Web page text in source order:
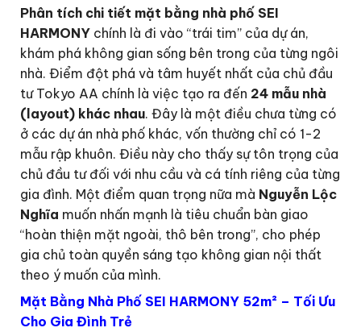
Phân tích chi tiết mặt bằng nhà phố SEI
HARMONY chính là đi vào “trái tim” của dự án,
khám phá không gian sống bên trong của từng ngôi
nhà. Điểm đột phá và tâm huyết nhất của chủ đầu
tư Tokyo AA chính là việc tạo ra đến 24 mẫu nhà
(layout) khác nhau. Đây là một điều chưa từng có
ở các dự án nhà phố khác, vốn thường chỉ có 1-2
mẫu rập khuôn. Điều này cho thấy sự tôn trọng của
chủ đầu tư đối với nhu cầu và cá tính riêng của từng
gia đình. Một điểm quan trọng nữa mà Nguyễn Lộc
Nghĩa muốn nhấn mạnh là tiêu chuẩn bàn giao
“hoàn thiện mặt ngoài, thô bên trong”, cho phép
gia chủ toàn quyền sáng tạo không gian nội thất
theo ý muốn của mình.
Mặt Bằng Nhà Phố SEI HARMONY 52m² – Tối Ưu
Cho Gia Đình Trẻ